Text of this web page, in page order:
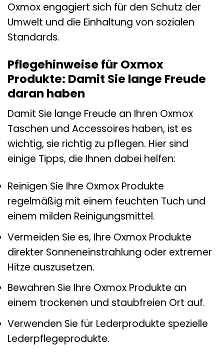
Oxmox engagiert sich für den Schutz der
Umwelt und die Einhaltung von sozialen
Standards.
Pflegehinweise für Oxmox
Produkte: Damit Sie lange Freude
daran haben
Damit Sie lange Freude an Ihren Oxmox
Taschen und Accessoires haben, ist es
wichtig, sie richtig zu pflegen. Hier sind
einige Tipps, die Ihnen dabei helfen:
Reinigen Sie Ihre Oxmox Produkte
regelmäßig mit einem feuchten Tuch und
einem milden Reinigungsmittel.
Vermeiden Sie es, Ihre Oxmox Produkte
direkter Sonneneinstrahlung oder extremer
Hitze auszusetzen.
Bewahren Sie Ihre Oxmox Produkte an
einem trockenen und staubfreien Ort auf.
Verwenden Sie für Lederprodukte spezielle
Lederpflegeprodukte.